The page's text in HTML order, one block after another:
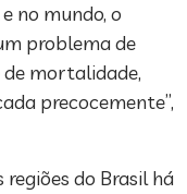
no mundo, o
problema de
mortalidade,
precocemente”,
regiões do Brasil há